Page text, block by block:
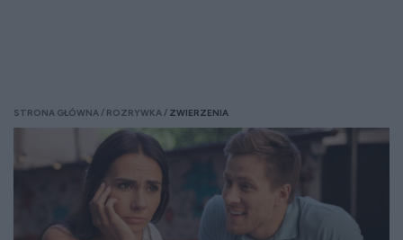
STRONA GŁÓWNA ROZRYWKA ZWIERZENIA